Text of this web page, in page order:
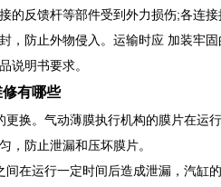
的反馈杆等部件受到外力损伤;各连
，防止外物侵入。运输时应 加装牢
说明书要求。
有哪些
更换。气动薄膜执行机构的膜片在运
，防止泄漏和压坏膜片。
间在运行一定时间后造成泄漏，汽缸